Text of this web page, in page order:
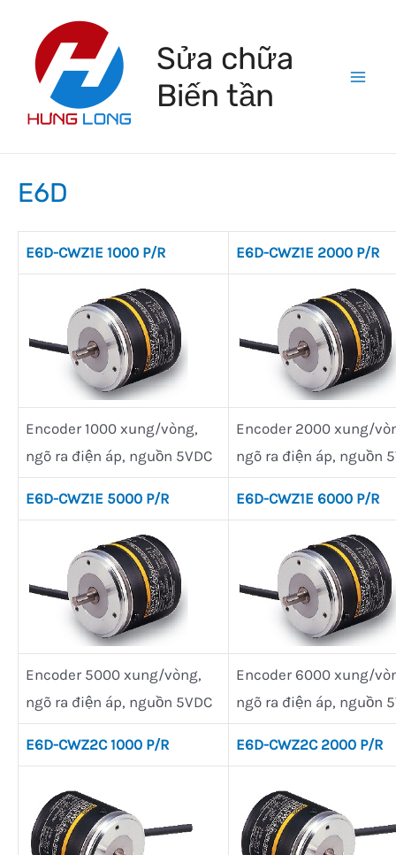
content
Sửa chữa
Biến tần
E6D
E6D-CWZ1E 1000 P/R E6D-CWZ1E 2000 P/R
Encoder 1000 xung/vòng,
ngõ ra điện áp, nguồn 5VDC
Encoder 2000 xung/
ngõ ra điện áp, nguồn
E6D-CWZ1E 5000 P/R E6D-CWZ1E 6000 P/R
Encoder 5000 xung/vòng,
ngõ ra điện áp, nguồn 5VDC
Encoder 6000 xung/
ngõ ra điện áp, nguồn
E6D-CWZ2C 1000 P/R E6D-CWZ2C 2000 P/R